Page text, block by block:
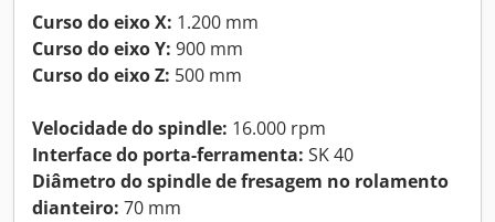
Curso do eixo X: 1.200 mm
Curso do eixo Y: 900 mm
Curso do eixo Z: 500 mm
Velocidade do spindle: 16.000 rpm
Interface do porta-ferramenta: SK 40
Diâmetro do spindle de fresagem no rolamento
dianteiro: 70 mm